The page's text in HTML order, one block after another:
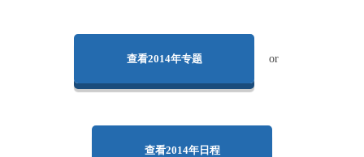
查看2014年专题 or
查看2014年日程